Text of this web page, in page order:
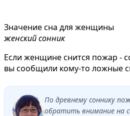
Значение сна для женщины
женский сонник
Если женщине снится пожар -
вы сообщили кому-то ложные
По древнему соннику
обратить внимание на